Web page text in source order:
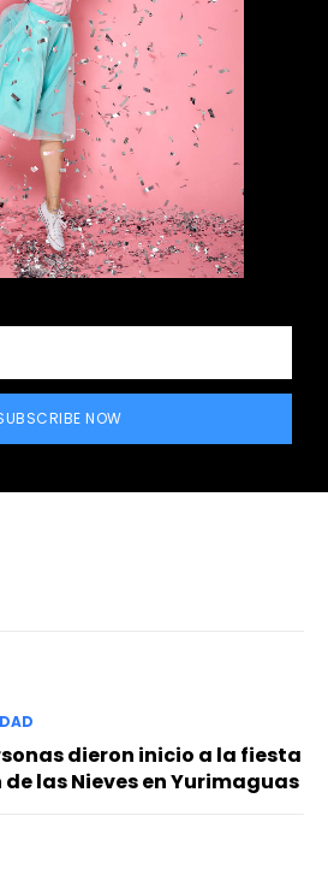
NOW
dieron inicio a la fiesta
las Nieves en Yurimaguas